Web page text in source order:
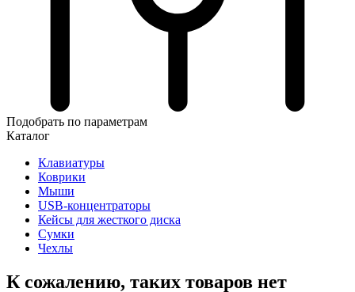
Подобрать по параметрам
Каталог
Клавиатуры
Коврики
Мыши
USB-концентраторы
Кейсы для жесткого диска
Сумки
Чехлы
К сожалению, таких товаров нет